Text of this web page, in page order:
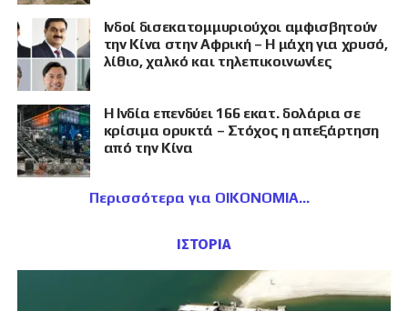
Ινδοί δισεκατομμυριούχοι αμφισβητούν
την Κίνα στην Αφρική – Η μάχη για χρυσό,
λίθιο, χαλκό και τηλεπικοινωνίες
Η Ινδία επενδύει 166 εκατ. δολάρια σε
κρίσιμα ορυκτά – Στόχος η απεξάρτηση
από την Κίνα
Περισσότερα για ΟΙΚΟΝΟΜΙΑ
ΙΣΤΟΡΙΑ